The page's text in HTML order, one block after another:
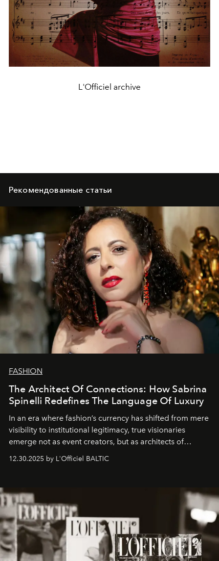
L'Officiel archive
Рекомендованные статьи
FASHION
The Architect Of Connections: How Sabrina
Spinelli Redefines The Language Of Luxury
In an era where fashion’s currency has shifted from mere
visibility to institutional legitimacy, true visionaries
emerge not as event creators, but as architects of
ecosystems.
Sabrina Spinelli
brand strategist with three decades of mastery in luxury,
framework where creativity, commerce, and culture
converge with surgical precision.
12.30.2025 by L'Officiel BALTIC